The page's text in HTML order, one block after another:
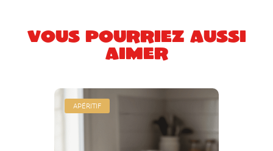
Vous pourriez aussi
aimer
APÉRITIF